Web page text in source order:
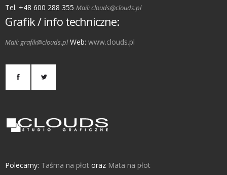
Tel. +48 600 288 355 Mail: clouds@clouds.pl
Grafik / info techniczne:
Mail: grafik@clouds.plWeb: www.clouds.pl
Polecamy: Taśma na płot oraz Mata na płot